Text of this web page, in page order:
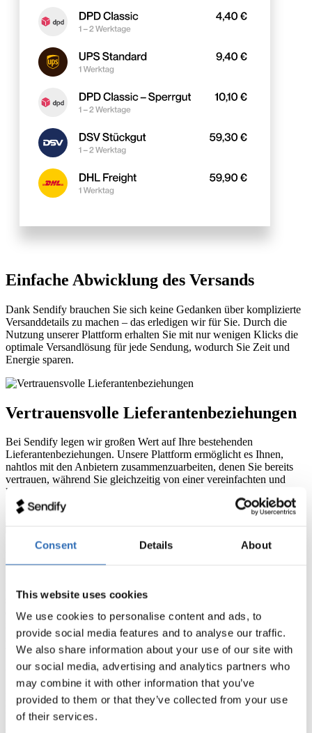
Consent Details About
This website uses cookies
We use cookies to personalise content and ads, to
provide social media features and to analyse our traffic.
We also share information about your use of our site with
our social media, advertising and analytics partners who
may combine it with other information that you’ve
provided to them or that they’ve collected from your use
of their services.
Einfache Abwicklung des Versands
Dank Sendify brauchen Sie sich keine Gedanken über komplizierte
Versanddetails zu machen – das erledigen wir für Sie. Durch die
Nutzung unserer Plattform erhalten Sie mit nur wenigen Klicks die
optimale Versandlösung für jede Sendung, wodurch Sie Zeit und
Energie sparen.
Vertrauensvolle Lieferantenbeziehungen
Bei Sendify legen wir großen Wert auf Ihre bestehenden
Lieferantenbeziehungen. Unsere Plattform ermöglicht es Ihnen,
nahtlos mit den Anbietern zusammenzuarbeiten, denen Sie bereits
vertrauen, während Sie gleichzeitig von einer vereinfachten und
kostengünstigen Buchungsmethode profitieren. Bei Fragen wenden
Sie sich einfach an unser engagiertes Kundensupport-Team.
steigern Sie Ihre Profitabilität. Sendify ermöglicht Ihnen nicht nur
einen mühelosen Versand, sondern auch im Durchschnitt 20 %
niedrigere Versandkosten. Wir garantieren Einfachheit und
Zuverlässigkeit in jedem Schritt des Prozesses, damit Sie sich voll
und ganz auf Ihr Geschäft konzentrieren können.
Vereinfachen Sie die Versandbuchung
Mit Sendify wird Ihre Versandabwicklung schneller, einfacher und
kostengünstiger.